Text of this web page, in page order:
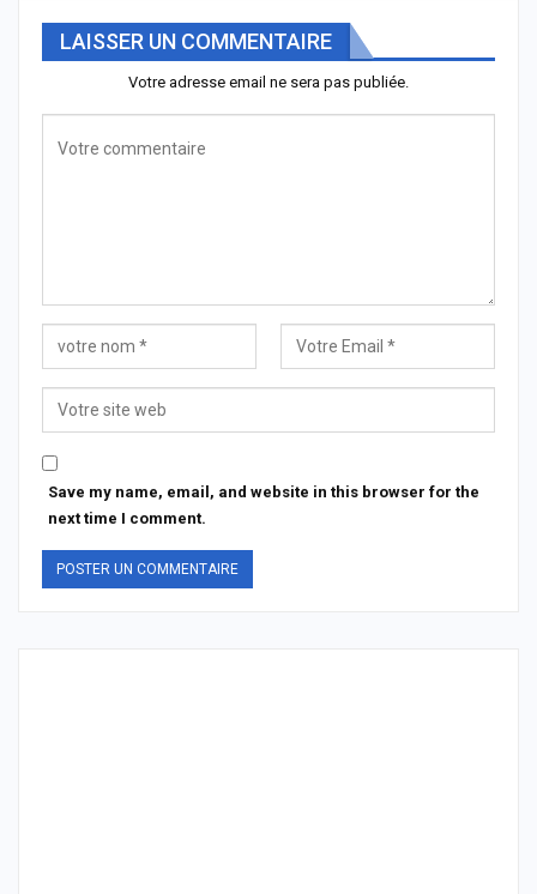
LAISSER UN COMMENTAIRE
Votre adresse email ne sera pas publiée.
Save my name, email, and website in this browser for the
next time I comment.